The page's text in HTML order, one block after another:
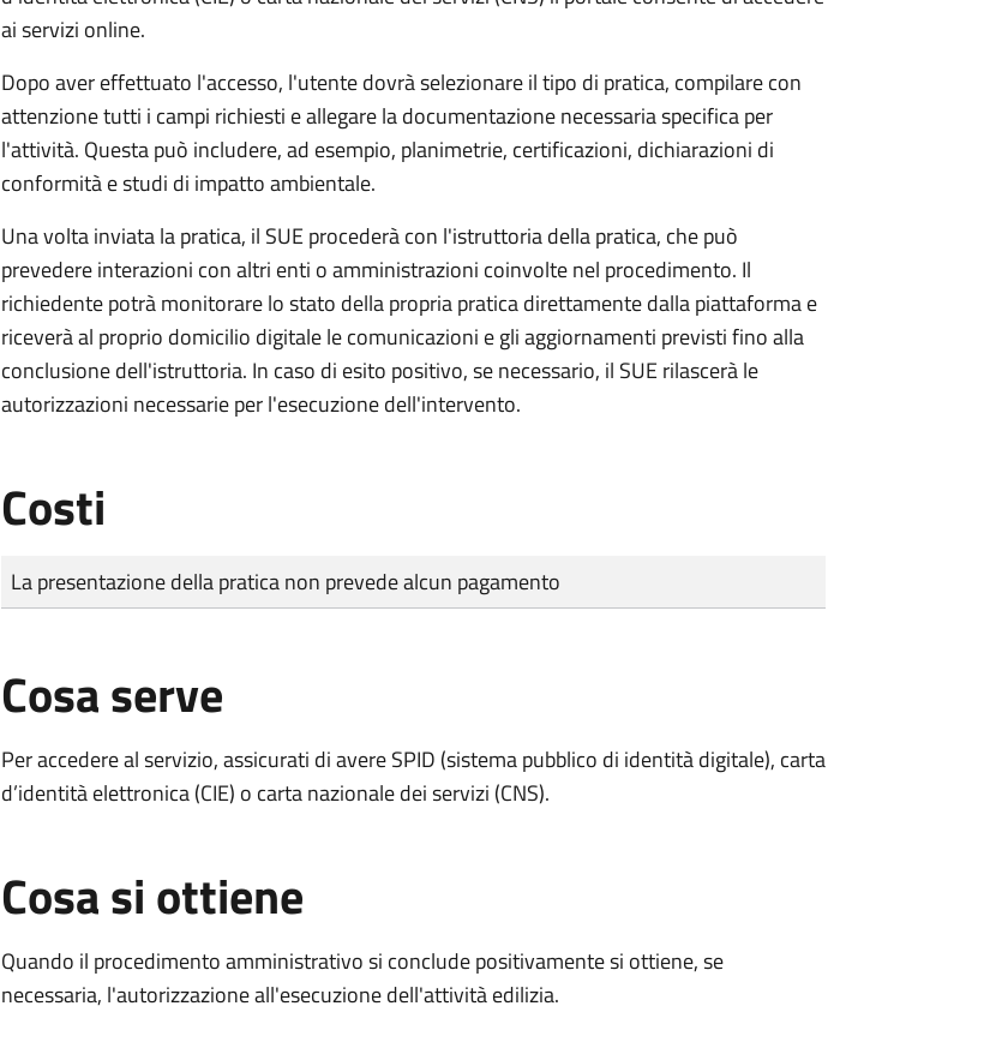
ai servizi online.
Dopo aver effettuato l'accesso, l'utente dovrà selezionare il tipo di pratica, compilare con
attenzione tutti i campi richiesti e allegare la documentazione necessaria specifica per
l'attività. Questa può includere, ad esempio, planimetrie, certificazioni, dichiarazioni di
conformità e studi di impatto ambientale.
Una volta inviata la pratica, il SUE procederà con l'istruttoria della pratica, che può
prevedere interazioni con altri enti o amministrazioni coinvolte nel procedimento. Il
richiedente potrà monitorare lo stato della propria pratica direttamente dalla piattaforma e
riceverà al proprio domicilio digitale le comunicazioni e gli aggiornamenti previsti fino alla
conclusione dell'istruttoria. In caso di esito positivo, se necessario, il SUE rilascerà le
autorizzazioni necessarie per l'esecuzione dell'intervento.
Costi
Tipo di pagamento
Importo
La presentazione della pratica non prevede alcun pagamento
Cosa serve
Per accedere al servizio, assicurati di avere SPID (sistema pubblico di identità digitale), carta
d’identità elettronica (CIE) o carta nazionale dei servizi (CNS).
Cosa si ottiene
Quando il procedimento amministrativo si conclude positivamente si ottiene, se
necessaria, l'autorizzazione all'esecuzione dell'attività edilizia.